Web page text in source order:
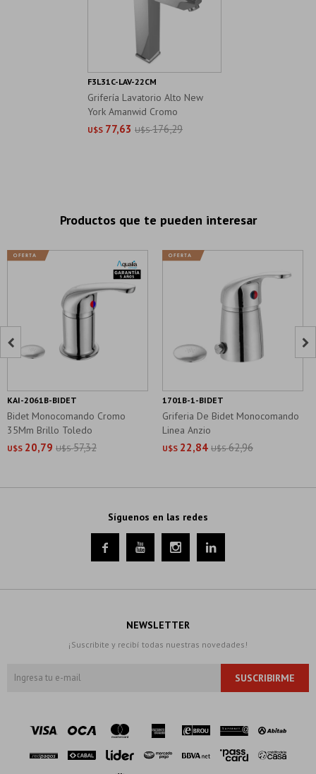
Grifería Lavatorio Alto New
York Amanwid Cromo
U$S 77,63 U$S 176,29
F3L31C-LAV-22CM
Productos que te pueden interesar
Bidet Monocomando Cromo
35Mm Brillo Toledo
U$S 20,79 U$S 57,32
KAI-2061B-BIDET
Griferia De Bidet Monocomando
Linea Anzio
U$S 22,84 U$S 62,96
1701B-1-BIDET
 
Síguenos en las redes
   
NEWSLETTER
¡Suscribite y recibí todas nuestras novedades!
SUSCRIBIRME